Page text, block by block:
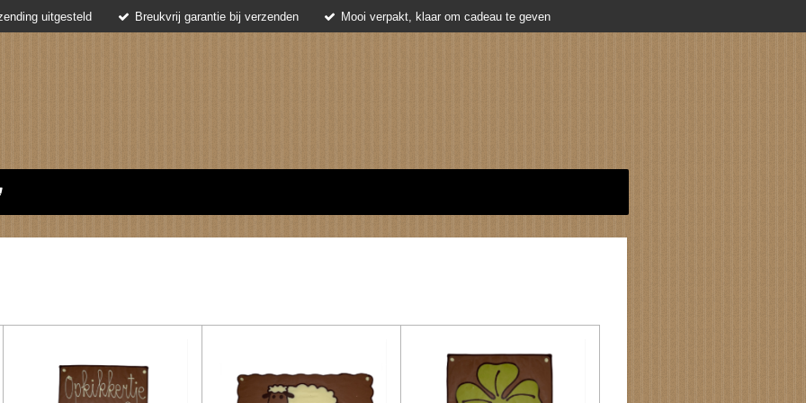
uitgesteld Breukvrij garantie bij verzenden Mooi verpakt, klaar om cadeau te geven